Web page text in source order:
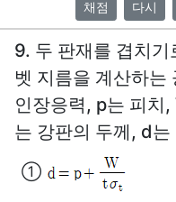
채점 다시
9. 두 판재를 겹치기
벳 지름을 계산하는
인장응력, p는 피치
는 강판의 두께, d는
①